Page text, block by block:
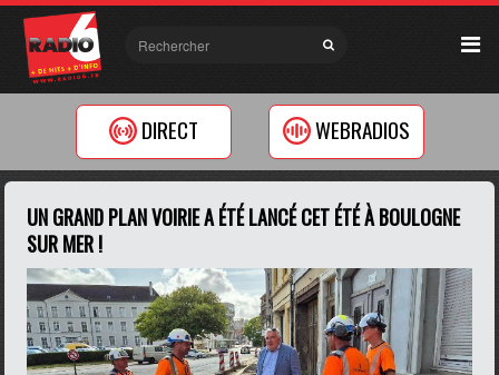
DIRECT WEBRADIOS
UN GRAND PLAN VOIRIE A ÉTÉ LANCÉ CET ÉTÉ À BOULOGNE
SUR MER !